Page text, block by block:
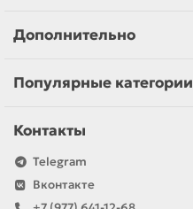
Дополнительно
Популярные категории
Контакты
Telegram
Вконтакте